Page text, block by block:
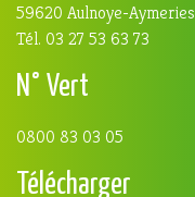
59620 Aulnoye-Aymeries
Tél. 03 27 53 63 73
N° Vert
0800 83 03 05
Télécharger